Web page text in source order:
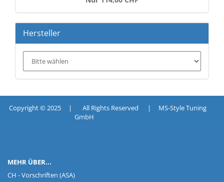
Hersteller
Copyright © 2025 | All Rights Reserved | MS-Style Tuning
GmbH
MEHR ÜBER...
CH - Vorschriften (ASA)